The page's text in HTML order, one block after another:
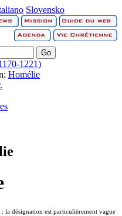
Slovensko
1221)
Homélie
: la désignation est particulièrement vague